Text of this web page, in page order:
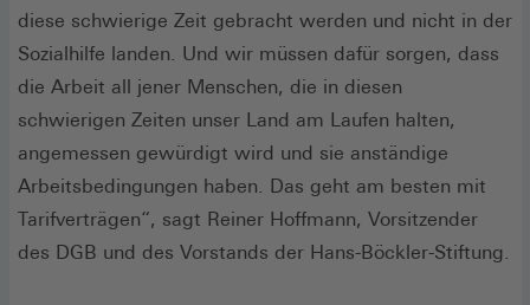
diese schwierige Zeit gebracht werden und nicht in der
Sozialhilfe landen. Und wir müssen dafür sorgen, dass
die Arbeit all jener Menschen, die in diesen
schwierigen Zeiten unser Land am Laufen halten,
angemessen gewürdigt wird und sie anständige
Arbeitsbedingungen haben. Das geht am besten mit
Tarifverträgen“, sagt Reiner Hoffmann, Vorsitzender
des DGB und des Vorstands der Hans-Böckler-Stiftung.